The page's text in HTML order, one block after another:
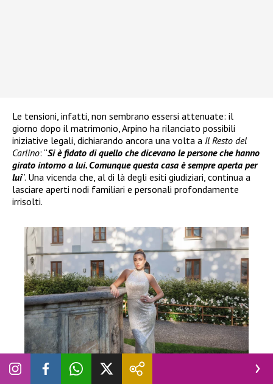
Le tensioni, infatti, non sembrano essersi attenuate: il
giorno dopo il matrimonio, Arpino ha rilanciato possibili
iniziative legali, dichiarando ancora una volta a Il Resto del
Carlino: “Si è fidato di quello che dicevano le persone che hanno
girato intorno a lui. Comunque questa casa è sempre aperta per
lui”. Una vicenda che, al di là degli esiti giudiziari, continua a
lasciare aperti nodi familiari e personali profondamente
irrisolti.
NEWS